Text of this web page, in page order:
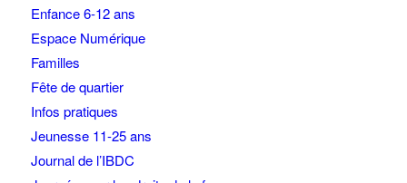
Enfance 6-12 ans
Espace Numérique
Familles
Fête de quartier
Infos pratiques
Jeunesse 11-25 ans
Journal de l’IBDC